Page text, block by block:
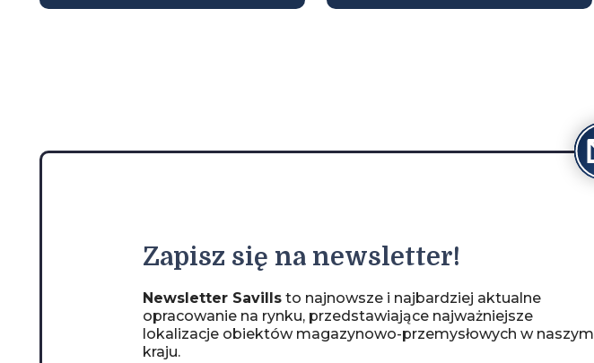
Zapisz się na newsletter!
Newsletter Savills to najnowsze i najbardziej aktualne
opracowanie na rynku, przedstawiające najważniejsze
lokalizacje obiektów magazynowo-przemysłowych w naszym
kraju.